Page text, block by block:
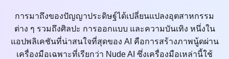
การมาถึงของปัญญาประดิษฐ์ได้เปลี่ยนแปลงอุตสาหกรรม
ต่าง ๆ รวมถึงศิลปะ การออกแบบ และความบันเทิง หนึ่งใน
แอปพลิเคชันที่น่าสนใจที่สุดของ AI คือการสร้างภาพนู้ดผ่าน
เครื่องมือเฉพาะที่เรียกว่า Nude AI ซึ่งเครื่องมือเหล่านี้ใช้